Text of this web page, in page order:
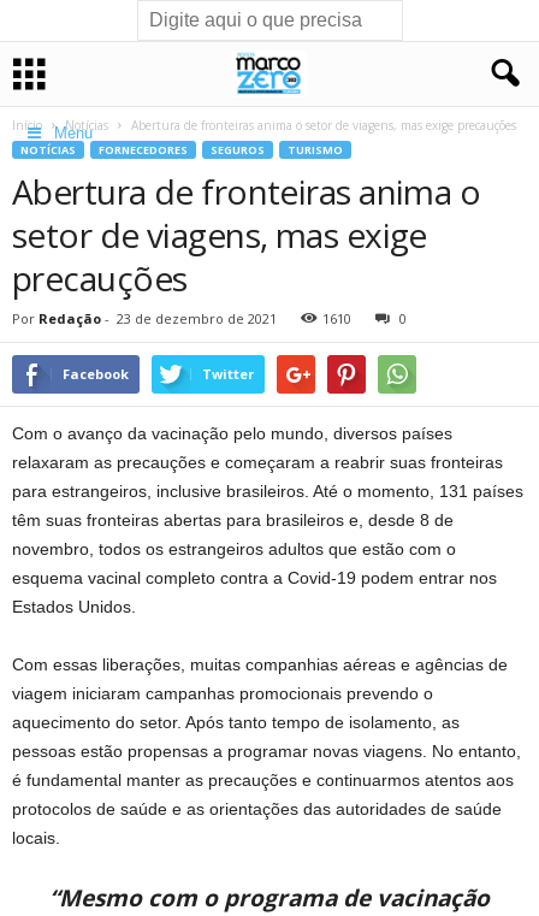
Menu
Início Notícias Abertura de fronteiras anima o setor de viagens, mas exige precauções
NOTÍCIAS FORNECEDORES SEGUROS TURISMO
Abertura de fronteiras anima o
setor de viagens, mas exige
precauções
Por Redação - 23 de dezembro de 2021 1610 0
Facebook Twitter
Com o avanço da vacinação pelo mundo, diversos países
relaxaram as precauções e começaram a reabrir suas fronteiras
para estrangeiros, inclusive brasileiros. Até o momento, 131 países
têm suas fronteiras abertas para brasileiros e, desde 8 de
novembro, todos os estrangeiros adultos que estão com o
esquema vacinal completo contra a Covid-19 podem entrar nos
Estados Unidos.
Com essas liberações, muitas companhias aéreas e agências de
viagem iniciaram campanhas promocionais prevendo o
aquecimento do setor. Após tanto tempo de isolamento, as
pessoas estão propensas a programar novas viagens. No entanto,
é fundamental manter as precauções e continuarmos atentos aos
protocolos de saúde e as orientações das autoridades de saúde
locais.
“Mesmo com o programa de vacinação